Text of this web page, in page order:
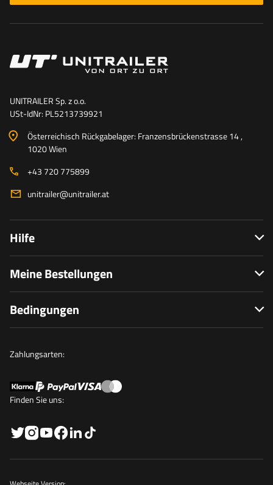
UNITRAILER Sp. z o.o.
USt-IdNr: PL5213739921
Österreichisch Rückgabelager: Franzensbrückenstrasse 14 ,
1020 Wien
+43 720 775899
unitrailer@unitrailer.at
Hilfe
Meine Bestellungen
Bedingungen
Zahlungsarten:
Finden Sie uns: